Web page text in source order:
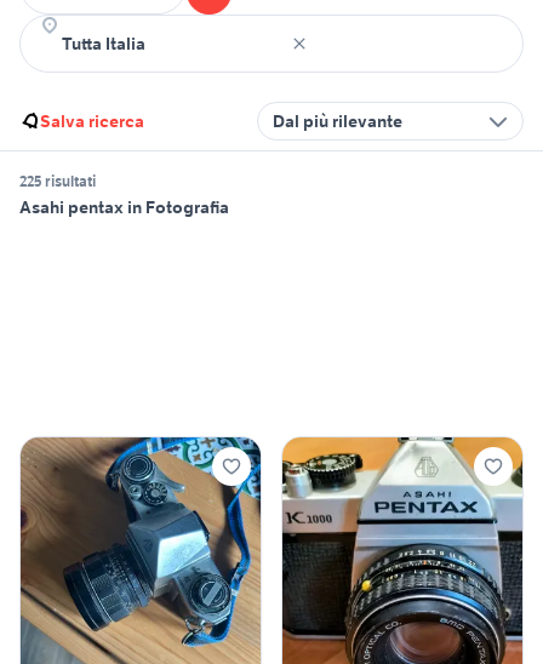
Salva ricerca Dal più rilevante
225 risultati
Asahi pentax in Fotografia